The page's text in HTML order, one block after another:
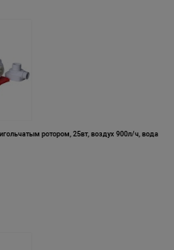
ротором, 25вт, воздух 900л/ч, вода